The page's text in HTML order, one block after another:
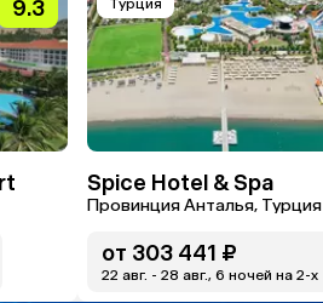
9.3 Турция
Spice Hotel & Spa
Провинция Анталья, Турция
от 303 441 ₽
22 авг. - 28 авг., 6 ночей на 2-x